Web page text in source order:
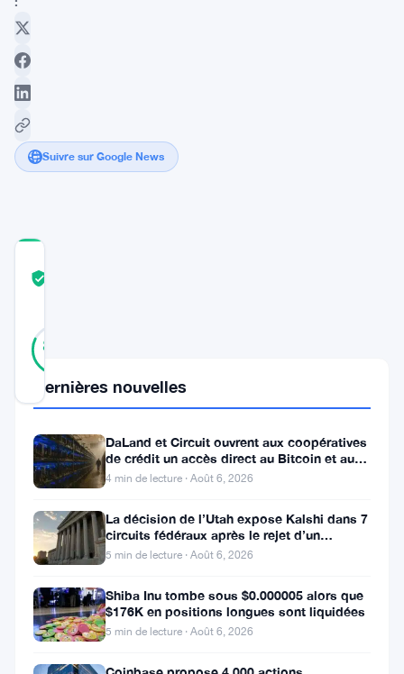
Suivre sur Google News
82
Mis à jour 2 ans il y a
Les
investisseurs
détail
BTC)
deviennent
Dernières nouvelles
DaLand et Circuit ouvrent aux coopératives
de crédit un accès direct au Bitcoin et aux
actifs numériques
4 min de lecture · Août 6, 2026
La décision de l’Utah expose Kalshi dans 7
circuits fédéraux après le rejet d’un
bouclier fédéral
5 min de lecture · Août 6, 2026
Shiba Inu tombe sous $0.000005 alors que
$176K en positions longues sont liquidées
5 min de lecture · Août 6, 2026